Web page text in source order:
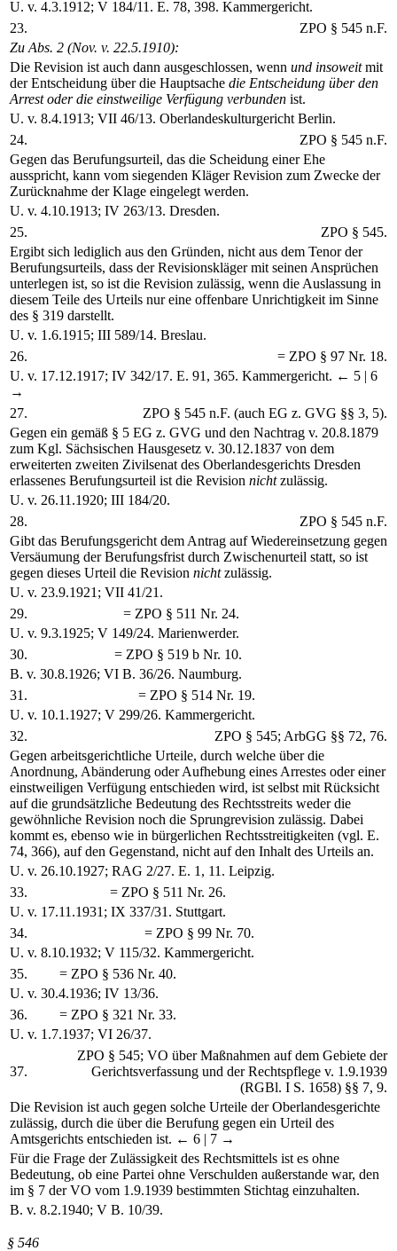
U. v. 4.3.1912; V 184/11. E. 78, 398. Kammergericht.
23.
ZPO § 545 n.F.
Zu Abs. 2 (Nov. v. 22.5.1910):
Die Revision ist auch dann ausgeschlossen, wenn und insoweitmit
der Entscheidung über die Hauptsache die Entscheidung über den
Arrest oder die einstweilige Verfügung verbunden ist.
U. v. 8.4.1913; VII 46/13. Oberlandeskulturgericht Berlin.
24.
ZPO § 545 n.F.
Gegen das Berufungsurteil, das die Scheidung einer Ehe
ausspricht, kann vom siegenden Kläger Revision zum Zwecke der
Zurücknahme der Klage eingelegt werden.
U. v. 4.10.1913; IV 263/13. Dresden.
25.
ZPO § 545.
Ergibt sich lediglich aus den Gründen, nicht aus dem Tenor der
Berufungsurteils, dass der Revisionskläger mit seinen Ansprüchen
unterlegen ist, so ist die Revision zulässig, wenn die Auslassung in
diesem Teile des Urteils nur eine offenbare Unrichtigkeit im Sinne
des § 319 darstellt.
U. v. 1.6.1915; III 589/14. Breslau.
26.
= ZPO § 97 Nr. 18.
U. v. 17.12.1917; IV 342/17. E. 91, 365. Kammergericht. ← 5 | 6
→
27.
ZPO § 545 n.F. (auch EG z. GVG §§ 3, 5).
Gegen ein gemäß § 5 EG z. GVG und den Nachtrag v. 20.8.1879
zum Kgl. Sächsischen Hausgesetz v. 30.12.1837 von dem
erweiterten zweiten Zivilsenat des Oberlandesgerichts Dresden
erlassenes Berufungsurteil ist die Revision nichtzulässig.
U. v. 26.11.1920; III 184/20.
28.
ZPO § 545 n.F.
Gibt das Berufungsgericht dem Antrag auf Wiedereinsetzung gegen
Versäumung der Berufungsfrist durch Zwischenurteil statt, so ist
gegen dieses Urteil die Revision nichtzulässig.
U. v. 23.9.1921; VII 41/21.
29.
= ZPO § 511 Nr. 24.
U. v. 9.3.1925; V 149/24. Marienwerder.
30.
= ZPO § 519 b Nr. 10.
B. v. 30.8.1926; VI B. 36/26. Naumburg.
31.
= ZPO § 514 Nr. 19.
U. v. 10.1.1927; V 299/26. Kammergericht.
32.
ZPO § 545; ArbGG §§ 72, 76.
Gegen arbeitsgerichtliche Urteile, durch welche über die
Anordnung, Abänderung oder Aufhebung eines Arrestes oder einer
einstweiligen Verfügung entschieden wird, ist selbst mit Rücksicht
auf die grundsätzliche Bedeutung des Rechtsstreits weder die
gewöhnliche Revision noch die Sprungrevision zulässig. Dabei
kommt es, ebenso wie in bürgerlichen Rechtsstreitigkeiten (vgl. E.
74, 366), auf den Gegenstand, nicht auf den Inhalt des Urteils an.
U. v. 26.10.1927; RAG 2/27. E. 1, 11. Leipzig.
33.
= ZPO § 511 Nr. 26.
U. v. 17.11.1931; IX 337/31. Stuttgart.
34.
= ZPO § 99 Nr. 70.
U. v. 8.10.1932; V 115/32. Kammergericht.
35.
= ZPO § 536 Nr. 40.
U. v. 30.4.1936; IV 13/36.
36.
= ZPO § 321 Nr. 33.
U. v. 1.7.1937; VI 26/37.
37.
ZPO § 545; VO über Maßnahmen auf dem Gebiete der
Gerichtsverfassung und der Rechtspflege v. 1.9.1939
(RGBl. I S. 1658) §§ 7, 9.
Die Revision ist auch gegen solche Urteile der Oberlandesgerichte
zulässig, durch die über die Berufung gegen ein Urteil des
Amtsgerichts entschieden ist. ← 6 | 7 →
Für die Frage der Zulässigkeit des Rechtsmittels ist es ohne
Bedeutung, ob eine Partei ohne Verschulden außerstande war, den
im § 7 der VO vom 1.9.1939 bestimmten Stichtag einzuhalten.
B. v. 8.2.1940; V B. 10/39.
§ 546